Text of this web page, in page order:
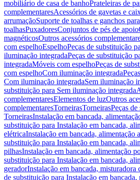
mobiliário de casa de banhoPrateleiras de
complementaresAcessórios de gavetas e
arrumaçãoSuporte de toalhas e ganchos para
toalhasPuxadoresConjuntos de pés de apoio
magnéticosOutros acessórios
com espelhoEspelhoPeças de substituição
iluminação integradaPeças de substituição
integradaMóveis com espelhoPeças de
com espelhoCom iluminação integrada
Com iluminação integradaSem iluminação
substituição para Sem iluminação integrada
complementaresElementos de luzOutros
complementaresTorneirasTorneirasPeças
TorneirasInstalação em bancada,
substituição para Instalação em bancada,
elétricaInstalação em bancada, alimentação
substituição para Instalação em bancada,
pilhasInstalação em bancada, alimentação
substituição para Instalação em bancada,
geradorInstalação em bancada,
de substituição para Instalação em